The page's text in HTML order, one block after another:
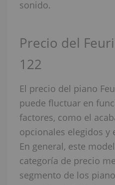
sonido.
Precio del
122
El precio del piano
puede fluctuar en
factores, como el
opcionales elegidos y
En general, este
categoría de precio
segmento de los